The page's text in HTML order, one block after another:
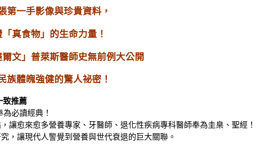
第一手影像與珍貴資料，
真食物」的生命力量！
爾文」普萊斯醫師史無前例大公開
族體魄強健的驚人祕密！
致推薦
必讀經典！
愈來愈多營養專家、牙醫師、退化性疾病專科醫師奉為圭臬、聖經！
，讓現代人警覺到營養與世代衰退的巨大關聯。